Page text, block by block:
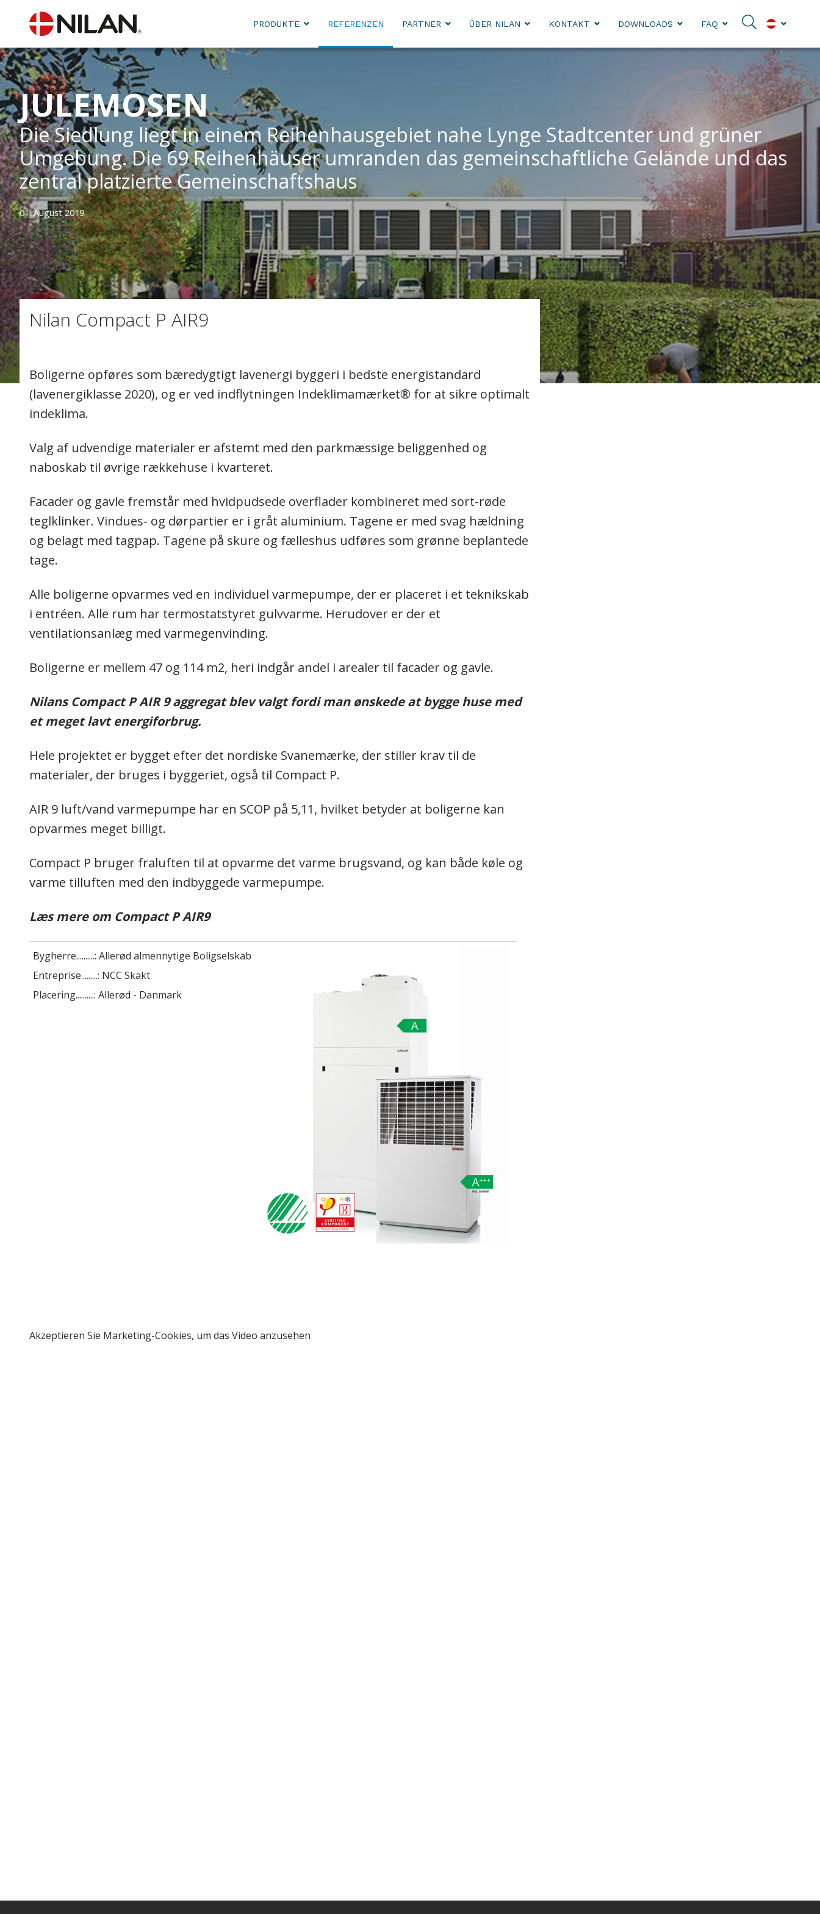
PRODUKTE REFERENZEN PARTNER ÜBER NILAN KONTAKT DOWNLOADS FAQ
JULEMOSEN
Die Siedlung liegt in einem Reihenhausgebiet nahe Lynge Stadtcenter und grüner
Umgebung. Die 69 Reihenhäuser umranden das gemeinschaftliche Gelände und das
zentral platzierte Gemeinschaftshaus
01. August 2019
Nilan Compact P AIR9
Boligerne opføres som bæredygtigt lavenergi byggeri i bedste energistandard
(lavenergiklasse 2020), og er ved indflytningen Indeklimamærket® for at sikre optimalt
indeklima.
Valg af udvendige materialer er afstemt med den parkmæssige beliggenhed og
naboskab til øvrige rækkehuse i kvarteret.
Facader og gavle fremstår med hvidpudsede overflader kombineret med sort-røde
teglklinker. Vindues- og dørpartier er i gråt aluminium. Tagene er med svag hældning
og belagt med tagpap. Tagene på skure og fælleshus udføres som grønne beplantede
tage.
Alle boligerne opvarmes ved en individuel varmepumpe, der er placeret i et teknikskab
i entréen. Alle rum har termostatstyret gulvvarme. Herudover er der et
ventilationsanlæg med varmegenvinding.
Boligerne er mellem 47 og 114 m2, heri indgår andel i arealer til facader og gavle.
Nilans Compact P AIR 9 aggregat blev valgt fordi man ønskede at bygge huse med
et meget lavt energiforbrug.​
Hele projektet er bygget efter det nordiske Svanemærke, der stiller krav til de
materialer, der bruges i byggeriet, også til Compact P.
AIR 9 luft/vand varmepumpe har en SCOP på 5,11, hvilket betyder at boligerne kan
opvarmes meget billigt.
Compact P bruger fraluften til at opvarme det varme brugsvand, og kan både køle og
varme tilluften med den indbyggede varmepumpe.
Læs mere om Compact P AIR9
Bygherre..........: Allerød almennytige Boligselskab
Entreprise.........: NCC Skakt
Placering..........: Allerød - Danmark
Akzeptieren Sie Marketing-Cookies, um das Video anzusehen